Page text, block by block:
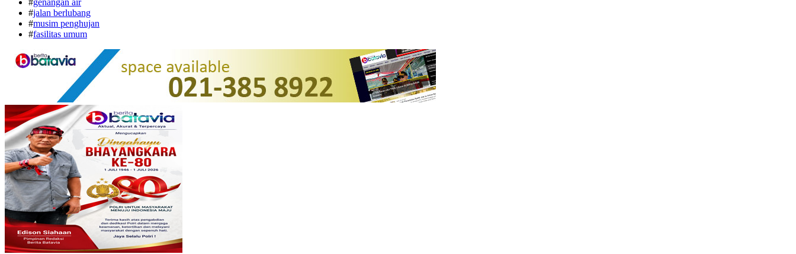
#jalan berlubang
#musim penghujan
#fasilitas umum